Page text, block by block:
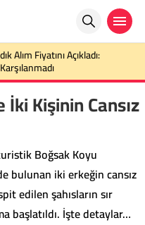
Alım Fiyatını Açıkladı:
Kişinin Cansız
Boğsak Koyu
bulunan iki erkeğin cansız
edilen şahısların sır
başlatıldı. İşte detaylar…